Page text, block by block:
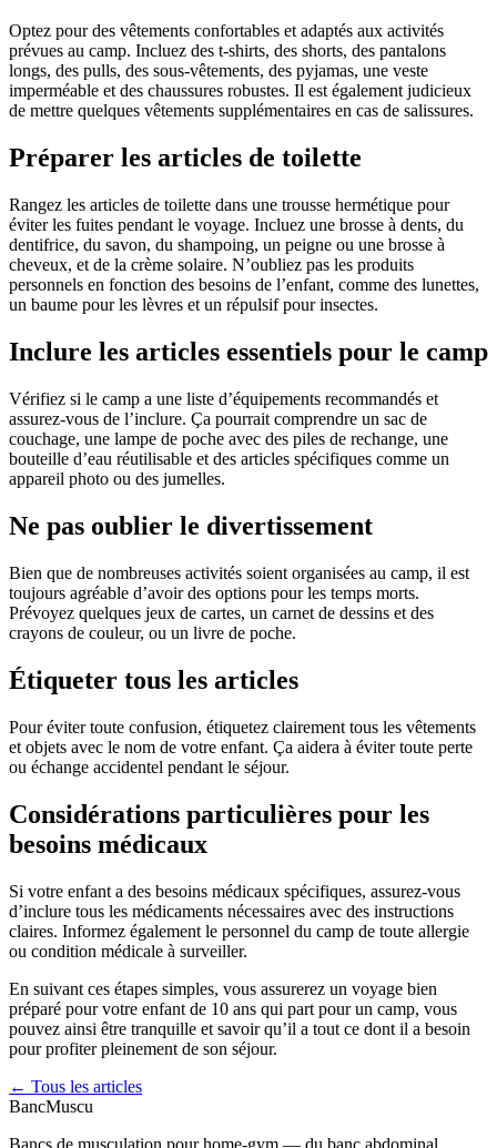
Optez pour des vêtements confortables et adaptés aux activités
prévues au camp. Incluez des t-shirts, des shorts, des pantalons
longs, des pulls, des sous-vêtements, des pyjamas, une veste
imperméable et des chaussures robustes. Il est également judicieux
de mettre quelques vêtements supplémentaires en cas de salissures.
Préparer les articles de toilette
Rangez les articles de toilette dans une trousse hermétique pour
éviter les fuites pendant le voyage. Incluez une brosse à dents, du
dentifrice, du savon, du shampoing, un peigne ou une brosse à
cheveux, et de la crème solaire. N’oubliez pas les produits
personnels en fonction des besoins de l’enfant, comme des lunettes,
un baume pour les lèvres et un répulsif pour insectes.
Inclure les articles essentiels pour le camp
Vérifiez si le camp a une liste d’équipements recommandés et
assurez-vous de l’inclure. Ça pourrait comprendre un sac de
couchage, une lampe de poche avec des piles de rechange, une
bouteille d’eau réutilisable et des articles spécifiques comme un
appareil photo ou des jumelles.
Ne pas oublier le divertissement
Bien que de nombreuses activités soient organisées au camp, il est
toujours agréable d’avoir des options pour les temps morts.
Prévoyez quelques jeux de cartes, un carnet de dessins et des
crayons de couleur, ou un livre de poche.
Étiqueter tous les articles
Pour éviter toute confusion, étiquetez clairement tous les vêtements
et objets avec le nom de votre enfant. Ça aidera à éviter toute perte
ou échange accidentel pendant le séjour.
Considérations particulières pour les
besoins médicaux
Si votre enfant a des besoins médicaux spécifiques, assurez-vous
d’inclure tous les médicaments nécessaires avec des instructions
claires. Informez également le personnel du camp de toute allergie
ou condition médicale à surveiller.
En suivant ces étapes simples, vous assurerez un voyage bien
préparé pour votre enfant de 10 ans qui part pour un camp, vous
pouvez ainsi être tranquille et savoir qu’il a tout ce dont il a besoin
pour profiter pleinement de son séjour.
← Tous les articles
BancMuscu
Bancs de musculation pour home-gym — du banc abdominal